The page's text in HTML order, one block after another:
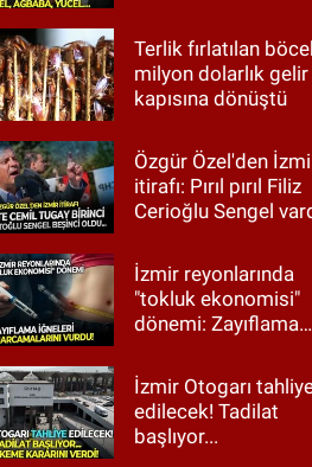
Terlik fırlatılan
milyon dolarlık gelir
kapısına dönüştü
Özgür Özel'den
itirafı: Pırıl pırıl Filiz
Cerioğlu Sengel
Tugay birinci çıktı
İzmir reyonlarında
"tokluk ekonomisi"
dönemi: Zayıflama
harcamalarını vurdu!
İzmir Otogarı
edilecek! Tadilat
başlıyor...